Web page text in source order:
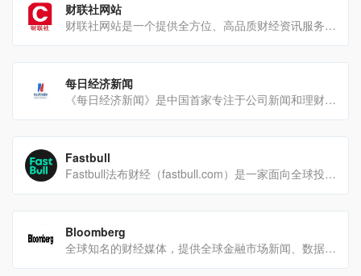
财联社网站
财联社网站是一个提供全方位、高品质财经资讯服务的平台，以下是对其的详细介绍：一、网站概述财联社作为主流财经[…]
每日经济新闻
《每日经济新闻》是中国首家专注于公司新闻和理财服务的都市财经日报，以下是关于它的详细介绍：基本信息创刊时间[…]
Fastbull
Fastbull法布财经（fastbull.com）是一家面向全球投资者的综合性财经资讯平台，为用户提供7x2[…]
Bloomberg
全球知名的财经媒体，提供全球金融市场新闻、数据、分析和专业评论核心产品——彭博终端功能强大：彭博终端为[…]